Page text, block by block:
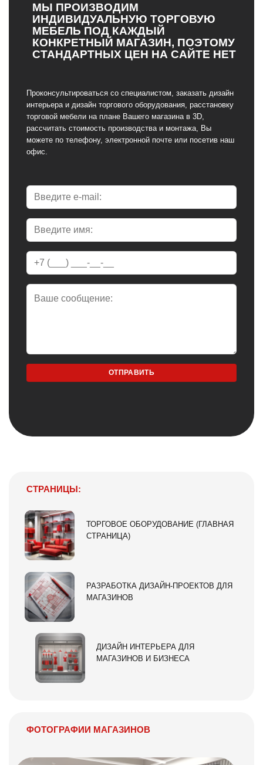
МЫ ПРОИЗВОДИМ
ИНДИВИДУАЛЬНУЮ ТОРГОВУЮ
МЕБЕЛЬ ПОД КАЖДЫЙ
КОНКРЕТНЫЙ МАГАЗИН, ПОЭТОМУ
СТАНДАРТНЫХ ЦЕН НА САЙТЕ НЕТ
Проконсультироваться со специалистом, заказать дизайн
интерьера и дизайн торгового оборудования, расстановку
торговой мебели на плане Вашего магазина в 3D,
рассчитать стоимость производства и монтажа, Вы
можете по телефону, электронной почте или посетив наш
офис.
СТРАНИЦЫ:
ТОРГОВОЕ ОБОРУДОВАНИЕ (ГЛАВНАЯ
СТРАНИЦА)
РАЗРАБОТКА ДИЗАЙН-ПРОЕКТОВ ДЛЯ
МАГАЗИНОВ
ДИЗАЙН ИНТЕРЬЕРА ДЛЯ
МАГАЗИНОВ И БИЗНЕСА
ФОТОГРАФИИ МАГАЗИНОВ